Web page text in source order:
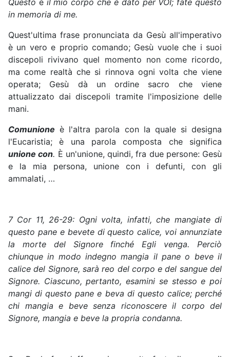
in memoria di me.
Quest'ultima frase pronunciata da Gesù all'imperativo
è un vero e proprio comando; Gesù vuole che i suoi
discepoli rivivano quel momento non come ricordo,
ma come realtà che si rinnova ogni volta che viene
operata; Gesù dà un ordine sacro che viene
attualizzato dai discepoli tramite l'imposizione delle
mani.
Comunione è l'altra parola con la quale si designa
l'Eucaristia; è una parola composta che significa
unione con. È un'unione, quindi, fra due persone: Gesù
e la mia persona, unione con i defunti, con gli
ammalati, …
7 Cor 11, 26-29: Ogni volta, infatti, che mangiate di
questo pane e bevete di questo calice, voi annunziate
la morte del Signore finché Egli venga. Perciò
chiunque in modo indegno mangia il pane o beve il
calice del Signore, sarà reo del corpo e del sangue del
Signore. Ciascuno, pertanto, esamini se stesso e poi
mangi di questo pane e beva di questo calice; perché
chi mangia e beve senza riconoscere il corpo del
Signore, mangia e beve la propria condanna.